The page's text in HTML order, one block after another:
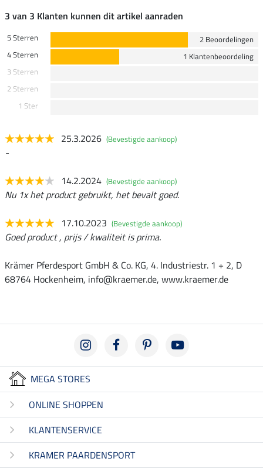
3 van 3 Klanten kunnen dit artikel aanraden
5 Sterren
2 Beoordelingen
4 Sterren
1 Klantenbeoordeling
3 Sterren
2 Sterren
1 Ster
25.3.2026 (Bevestigde aankoop)
-
14.2.2024 (Bevestigde aankoop)
Nu 1x het product gebruikt, het bevalt goed.
17.10.2023 (Bevestigde aankoop)
Goed product , prijs / kwaliteit is prima.
Krämer Pferdesport GmbH & Co. KG, 4. Industriestr. 1 + 2, D
68764 Hockenheim, info@kraemer.de, www.kraemer.de
MEGA STORES
ONLINE SHOPPEN
KLANTENSERVICE
KRAMER PAARDENSPORT